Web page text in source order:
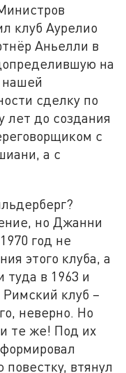
клуб Аурелио
Аньелли в
на
нашей
сделку по
лет до создания
с
а с
но Джанни
год не
этого клуба, а
в 1963 и
Римский клуб –
неверно. Но
те же! Под их
втянул